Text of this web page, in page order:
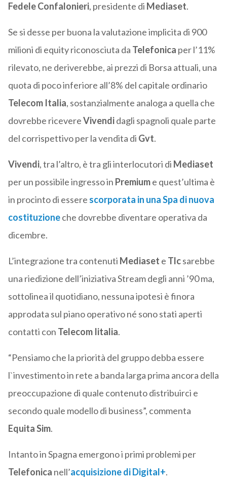
Fedele Confalonieri, presidente di Mediaset.
Se si desse per buona la valutazione implicita di 900
milioni di equity riconosciuta da Telefonica per l’11%
rilevato, ne deriverebbe, ai prezzi di Borsa attuali, una
quota di poco inferiore all’8% del capitale ordinario
Telecom Italia, sostanzialmente analoga a quella che
dovrebbe ricevereVivendidagli spagnoli quale parte
del corrispettivo per la vendita di Gvt.
Vivendi, tra l’altro, è tra gli interlocutori di Mediaset
per un possibile ingresso in Premiume quest’ultima è
in procinto di essere scorporata in una Spa di nuova
costituzioneche dovrebbe diventare operativa da
dicembre.
L’integrazione tra contenuti Mediaset e Tlcsarebbe
una riedizione dell’iniziativa Stream degli anni ’90 ma,
sottolinea il quotidiano, nessuna ipotesi è finora
approdata sul piano operativo né sono stati aperti
contatti con Telecom Iitalia.
“Pensiamo che la priorità del gruppo debba essere
l`investimento in rete a banda larga prima ancora della
preoccupazione di quale contenuto distribuirci e
secondo quale modello di business”, commenta
Equita Sim.
Intanto in Spagna emergono i primi problemi per
Telefonica nell’acquisizione diDigital+.